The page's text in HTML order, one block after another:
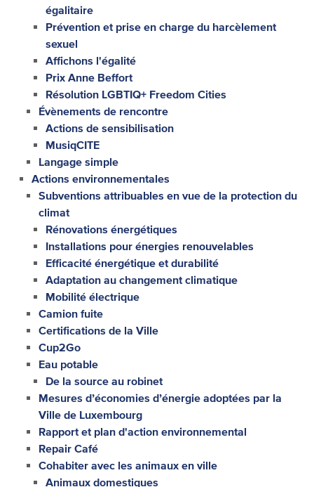
égalitaire
Prévention et prise en charge du harcèlement
sexuel
Affichons l'égalité
Prix Anne Beffort
Résolution LGBTIQ+ Freedom Cities
Évènements de rencontre
Actions de sensibilisation
MusiqCITE
Langage simple
Actions environnementales
Subventions attribuables en vue de la protection du
climat
Rénovations énergétiques
Installations pour énergies renouvelables
Efficacité énergétique et durabilité
Adaptation au changement climatique
Mobilité électrique
Camion fuite
Certifications de la Ville
Cup2Go
Eau potable
De la source au robinet
Mesures d’économies d’énergie adoptées par la
Ville de Luxembourg
Rapport et plan d'action environnemental
Repair Café
Cohabiter avec les animaux en ville
Animaux domestiques